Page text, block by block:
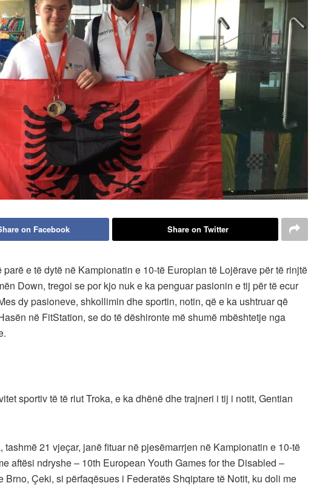
on Facebook Share on Twitter
e të dytë në Kampionatin e 10-të Europian të Lojërave për të rinjtë
Down, tregoi se por kjo nuk e ka penguar pasionin e tij për të ecur
dy pasioneve, shkollimin dhe sportin, notin, që e ka ushtruar që
në FitStation, se do të dëshironte më shumë mbështetje nga
sportiv të të riut Troka, e ka dhënë dhe trajneri i tij i notit, Gentian
tashmë 21 vjeçar, janë fituar në pjesëmarrjen në Kampionatin e 10-të
aftësi ndryshe – 10th European Youth Games for the Disabled –
Brno, Çeki, si përfaqësues i Federatës Shqiptare të Notit, ku doli me